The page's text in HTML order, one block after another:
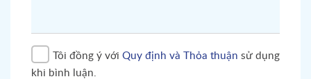
Tôi đồng ý với Quy định và Thỏa thuận sử dụng
khi bình luận.